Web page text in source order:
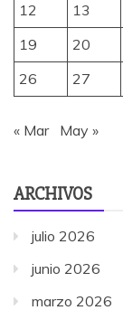
12
13
19
20
26
27
« Mar May »
ARCHIVOS
julio 2026
junio 2026
marzo 2026